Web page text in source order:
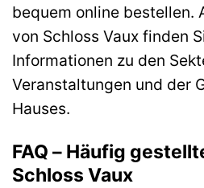
bequem online bestellen.
von Schloss Vaux finden
Informationen zu den
Veranstaltungen und der
Hauses.
FAQ – Häufig
Schloss Vaux